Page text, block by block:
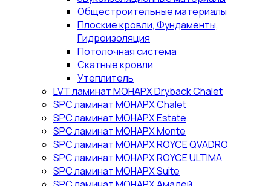
Общестроительные материалы
Плоские кровли, Фундаменты,
Гидроизоляция
Потолочная система
Скатные кровли
Утеплитель
LVT ламинат МОНАРХ Dryback Chalet
SPC ламинат МОНАРХ Chalet
SPC ламинат МОНАРХ Estate
SPC ламинат МОНАРХ Monte
SPC ламинат МОНАРХ ROYCE QVADRO
SPC ламинат МОНАРХ ROYCE ULTIMA
SPC ламинат МОНАРХ Suite